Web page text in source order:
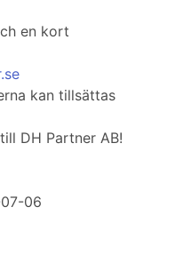
en kort
kan tillsättas
DH Partner AB!
06